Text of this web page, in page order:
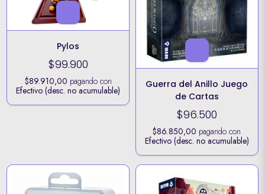
Pylos
$99.900
$89.910,00 pagando con
Efectivo (desc. no acumulable)
Guerra del Anillo Juego
de Cartas
$96.500
$86.850,00 pagando con
Efectivo (desc. no acumulable)